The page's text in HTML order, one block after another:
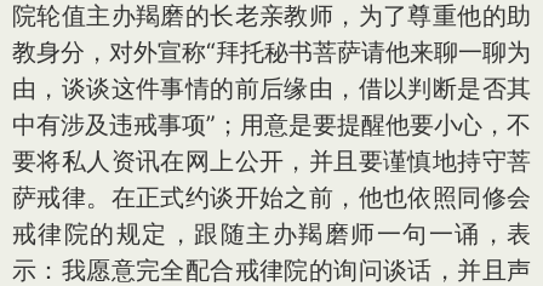
院轮值主办羯磨的长老亲教师，为了尊重他的助
教身分，对外宣称“拜托秘书菩萨请他来聊一聊为
由，谈谈这件事情的前后缘由，借以判断是否其
中有涉及违戒事项”；用意是要提醒他要小心，不
要将私人资讯在网上公开，并且要谨慎地持守菩
萨戒律。在正式约谈开始之前，他也依照同修会
戒律院的规定，跟随主办羯磨师一句一诵，表
示：我愿意完全配合戒律院的询问谈话，并且声